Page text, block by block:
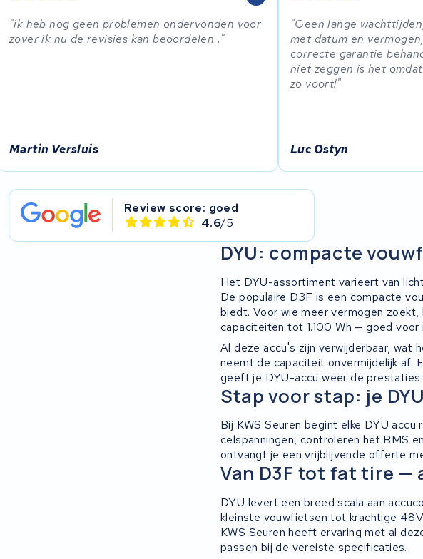
SociBike
Devron
Derby cycle
Ultracell
ik heb nog geen problemen ondervonden voor
zover ik nu de revisies kan beoordelen .
Martin Versluis
Geen lange
met datum en
correcte garantie
niet zeggen is het
zo voort!
Luc Ostyn
Review score: goed
4.6/5
DYU: compacte
Het DYU-assortiment varieert van
De populaire D3F is een compacte
biedt. Voor wie meer vermogen
capaciteiten tot 1.100 Wh — goed
Al deze accu's zijn verwijderbaar, wat
neemt de capaciteit onvermijdelijk af.
geeft je DYU-accu weer de prestaties
Stap voor stap: je
Bij KWS Seuren begint elke DYU
celspanningen, controleren het BMS
ontvangt je een vrijblijvende offerte
Van D3F tot fat tire —
DYU levert een breed scala aan
kleinste vouwfietsen tot krachtige
KWS Seuren heeft ervaring met al
passen bij de vereiste specificaties.